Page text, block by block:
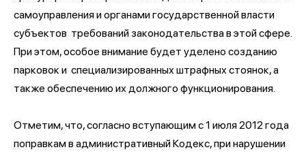
самоуправления и органами государственной власти
субъектов требований законодательства в этой сфере.
При этом, особое внимание будет уделено созданию
парковок и специализированных штрафных стоянок, а
также обеспечению их должного функционирования.
Отметим, что, согласно вступающим с 1 июля 2012 года
поправкам в административный Кодекс, при нарушении